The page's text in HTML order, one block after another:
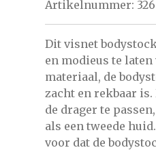
Artikelnummer: 326
Dit visnet
en modieus te
materiaal, de
zacht en rekbaar
de drager te
als een tweede
voor dat de